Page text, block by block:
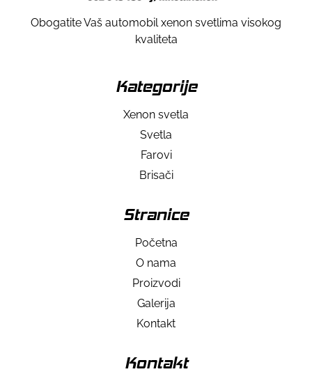
Obogatite Vaš automobil xenon svetlima visokog
kvaliteta
Kategorije
Xenon svetla
Svetla
Farovi
Brisači
Stranice
Početna
O nama
Proizvodi
Galerija
Kontakt
Kontakt